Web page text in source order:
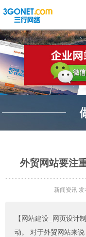
外贸网站要注
新闻资讯 发
【网站建设_网页设计
动。 对于外贸网站来